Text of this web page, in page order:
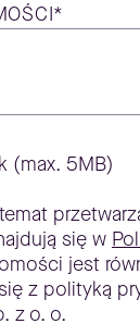
(max. 5MB)
się w
jest
z polityką
z o. o.